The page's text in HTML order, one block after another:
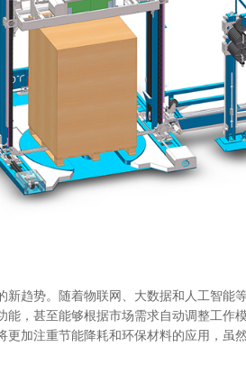
趋势。随着物联网、大数据和人工智能
，甚至能够根据市场需求自动调整工作
加注重节能降耗和环保材料的应用，虽